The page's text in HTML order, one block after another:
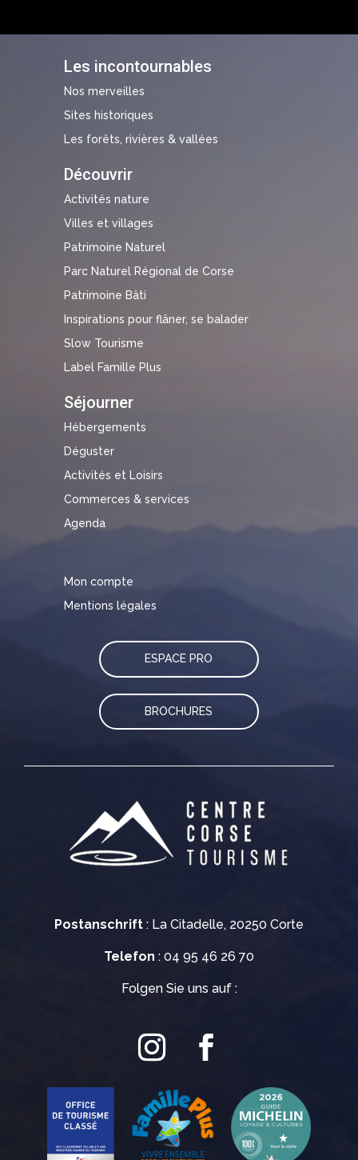
Postanschrift : La Citadelle, 20250 Corte
Telefon : 04 95 46 26 70
Folgen Sie uns auf :
Les incontournables
Nos merveilles
Sites historiques
Les forêts, rivières & vallées
Découvrir
Activités nature
Villes et villages
Patrimoine Naturel
Parc Naturel Régional de Corse
Patrimoine Bâti
Inspirations pour flâner, se balader
Slow Tourisme
Label Famille Plus
Séjourner
Hébergements
Déguster
Activités et Loisirs
Commerces & services
Agenda
Mon compte
Mentions légales
ESPACE PRO
BROCHURES